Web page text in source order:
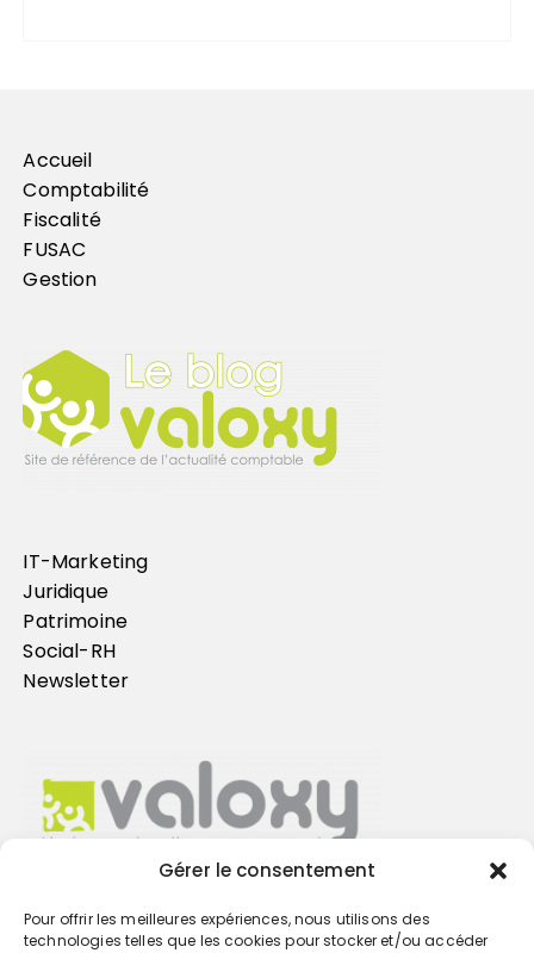
Gérer le consentement
Pour offrir les meilleures expériences, nous utilisons des
technologies telles que les cookies pour stocker et/ou accéder
Accueil
Comptabilité
Fiscalité
FUSAC
Gestion
IT-Marketing
Juridique
Patrimoine
Social-RH
Newsletter
Trouvez votre cabinet